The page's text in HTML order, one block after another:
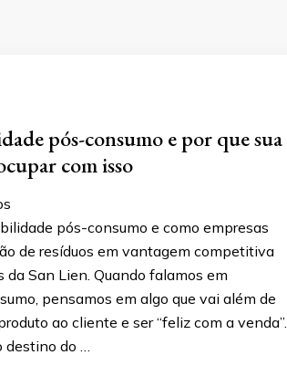
pós-consumo e por que sua
com isso
pós-consumo e como empresas
de resíduos em vantagem competitiva
San Lien. Quando falamos em
pensamos em algo que vai além de
ao cliente e ser “feliz com a venda”.
destino do …